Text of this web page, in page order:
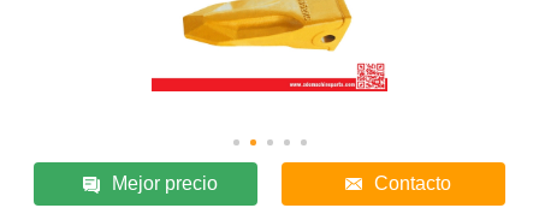
Mejor precio Contacto